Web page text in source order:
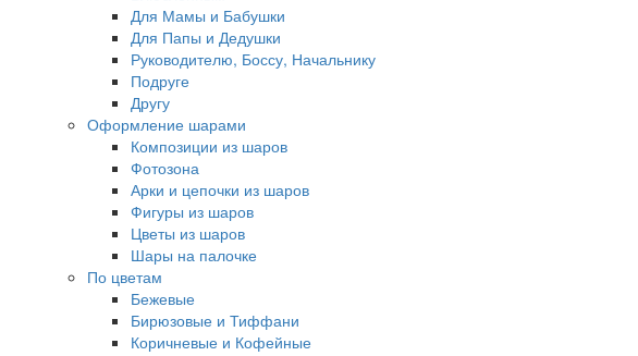
Для Мамы и Бабушки
Для Папы и Дедушки
Руководителю, Боссу, Начальнику
Подруге
Другу
Оформление шарами
Композиции из шаров
Фотозона
Арки и цепочки из шаров
Фигуры из шаров
Цветы из шаров
Шары на палочке
По цветам
Бежевые
Бирюзовые и Тиффани
Коричневые и Кофейные